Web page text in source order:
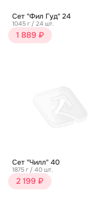
Сет "Фил Гуд" 24
1045 г / 24 шт.
1 889 ₽
Сет "Чилл" 40
1875 г / 40 шт.
2 199 ₽